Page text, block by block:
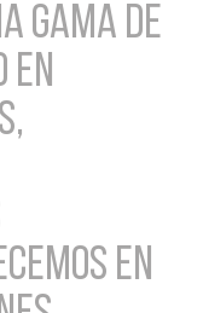
GAMA DE
EN
EN